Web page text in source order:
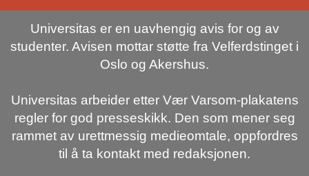
Universitas er en uavhengig avis for og av
studenter. Avisen mottar støtte fra Velferdstinget i
Oslo og Akershus.
Universitas arbeider etter Vær Varsom-plakatens
regler for god presseskikk. Den som mener seg
rammet av urettmessig medieomtale, oppfordres
til å ta kontakt med redaksjonen.